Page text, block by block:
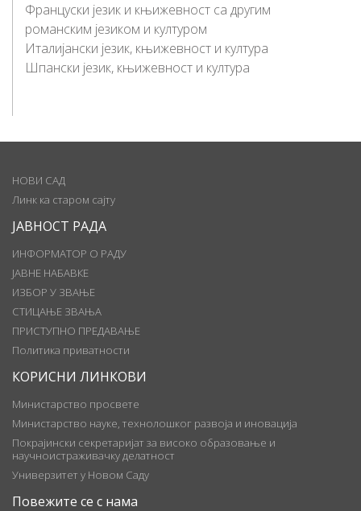
Француски језик и књижевност са другим
романским језиком и културом
Италијански језик, књижевност и култура
Шпански језик, књижевност и култура
НОВИ САД
Линк ка старом сајту
ЈАВНОСТ РАДА
ИНФОРМАТОР О РАДУ
ЈАВНЕ НАБАВКЕ
ИЗБОР У ЗВАЊЕ
СТИЦАЊЕ ЗВАЊА
ПРИСТУПНО ПРЕДАВАЊЕ
Политика приватности
КОРИСНИ ЛИНКОВИ
Министарство просвете
Министарство науке, технолошког развоја и иновација
Покрајински секретаријат за високо образовање и
научноистраживачку делатност
Универзитет у Новом Саду
Повежите се с нама